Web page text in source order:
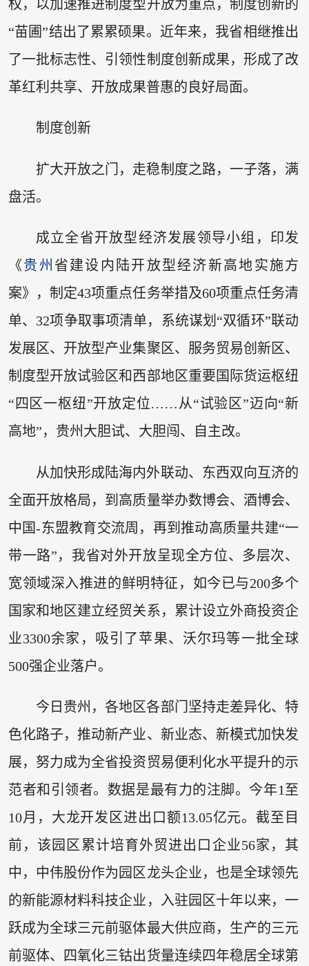
权，以加速推进制度型开放为重点，制度创新的
“苗圃”结出了累累硕果。近年来，我省相继推出
了一批标志性、引领性制度创新成果，形成了改
革红利共享、开放成果普惠的良好局面。
制度创新
扩大开放之门，走稳制度之路，一子落，满
盘活。
成立全省开放型经济发展领导小组，印发
《贵州 省建设内陆开放型经济新高地实施方
案》，制定43项重点任务举措及60项重点任务清
单、32项争取事项清单，系统谋划“双循环”联动
发展区、开放型产业集聚区、服务贸易创新区、
制度型开放试验区和西部地区重要国际货运枢纽
“四区一枢纽”开放定位……从“试验区”迈向“新
高地”，贵州大胆试、大胆闯、自主改。
从加快形成陆海内外联动、东西双向互济的
全面开放格局，到高质量举办数博会、酒博会、
中国-东盟教育交流周，再到推动高质量共建“一
带一路”，我省对外开放呈现全方位、多层次、
宽领域深入推进的鲜明特征，如今已与200多个
国家和地区建立经贸关系，累计设立外商投资企
业3300余家，吸引了苹果、沃尔玛等一批全球
500强企业落户。
今日贵州，各地区各部门坚持走差异化、特
色化路子，推动新产业、新业态、新模式加快发
展，努力成为全省投资贸易便利化水平提升的示
范者和引领者。数据是最有力的注脚。今年1至
10月，大龙开发区进出口额13.05亿元。截至目
前，该园区累计培育外贸进出口企业56家，其
中，中伟股份作为园区龙头企业，也是全球领先
的新能源材料科技企业，入驻园区十年以来，一
跃成为全球三元前驱体最大供应商，生产的三元
前驱体、四氧化三钴出货量连续四年稳居全球第